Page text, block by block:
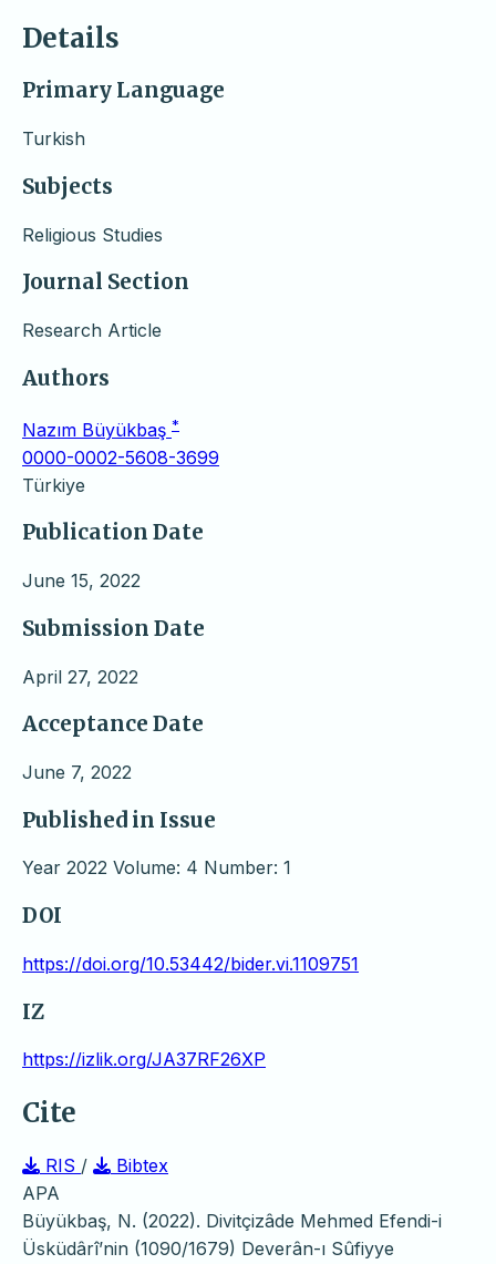
Details
Primary Language
Turkish
Subjects
Religious Studies
Journal Section
Research Article
Authors
Nazım Büyükbaş *
0000-0002-5608-3699
Türkiye
Publication Date
June 15, 2022
Submission Date
April 27, 2022
Acceptance Date
June 7, 2022
Published in Issue
Year 2022 Volume: 4 Number: 1
DOI
https://doi.org/10.53442/bider.vi.1109751
IZ
https://izlik.org/JA37RF26XP
Cite
RIS /
Bibtex
APA
Büyükbaş, N. (2022). Divitçizâde Mehmed Efendi-i
Üsküdârî’nin (1090/1679) Deverân-ı Sûfiyye